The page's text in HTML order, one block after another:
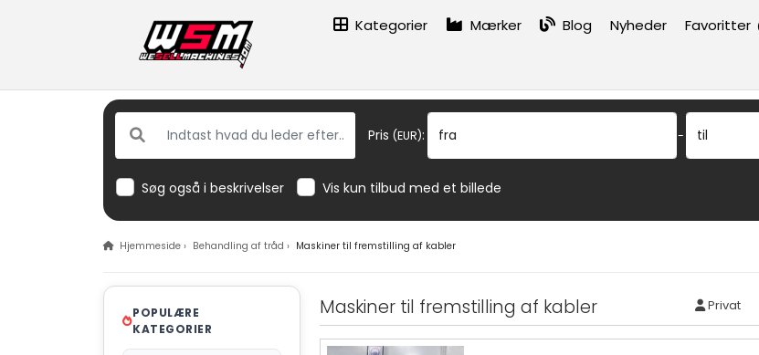
Kategorier Mærker Blog Nyheder Favoritter
Pris (EUR): fra - til
Søg også i beskrivelser Vis kun tilbud med et billede
Hjemmeside › Behandling af tråd › Maskiner til fremstilling af kabler
Maskiner til fremstilling af kabler Privat
POPULÆRE
KATEGORIER